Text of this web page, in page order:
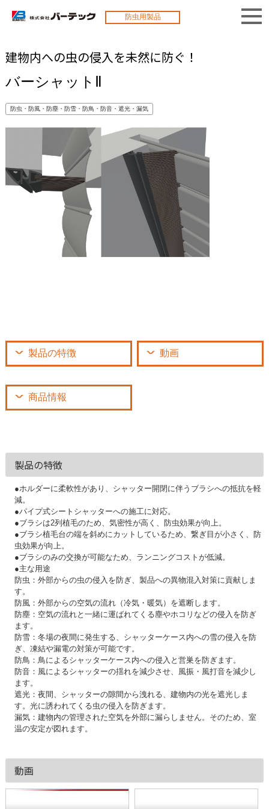
防虫用製品
建物内への虫の侵入を未然に防ぐ！
バーシャットⅡ
防虫・防風・防塵・防雪・防鳥・防音・遮光・漏気
製品の特徴 動画
商品情報
製品の特徴
●ホルダーに柔軟性があり、シャッター開閉に伴うブラシへの抵抗を軽
減。
●パイプ式シートシャッターへの施工に対応。
●ブラシは2列植毛のため、気密性が高く、防虫効果が向上。
●ブラシ植毛台の端を斜めにカットしているため、繋ぎ目が小さく、防
虫効果が向上。
●ブラシのみの交換が可能なため、ランニングコストが低減。
●主な用途
防虫：外部からの虫の侵入を防ぎ、製品への異物混入対策に貢献しま
す。
防風：外部からの空気の流れ（冷気・暖気）を遮断します。
防塵：空気の流れと一緒に運ばれてくる塵やホコリなどの侵入を防ぎ
ます。
防雪：冬場の夜間に発生する、シャッターケース内への雪の侵入を防
ぎ、凍結や漏電の対策が可能です。
防鳥：鳥によるシャッターケース内への侵入と営巣を防ぎます。
防音：風によるシャッターの揺れを減少させ、風振・風打音を減少し
ます。
遮光：夜間、シャッターの隙間から洩れる、建物内の光を遮光しま
す。光に誘われてくる虫の侵入を防ぎます。
漏気：建物内の管理された空気を外部に漏らしません。そのため、室
温の安定が図れます。
動画